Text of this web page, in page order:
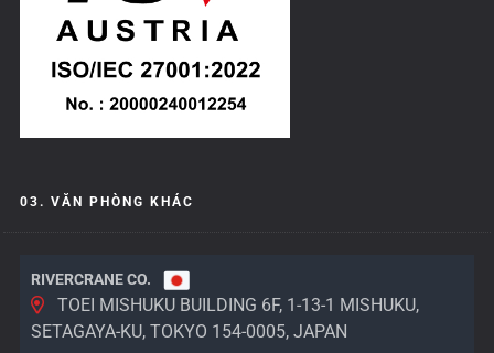
03. VĂN PHÒNG KHÁC
RIVERCRANE CO.
TOEI MISHUKU BUILDING 6F, 1-13-1 MISHUKU,
SETAGAYA-KU, TOKYO 154-0005, JAPAN